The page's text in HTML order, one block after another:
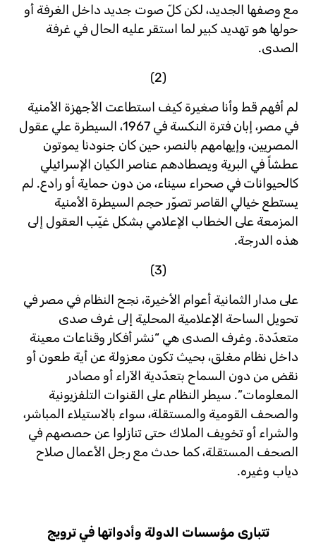
مع وصفها الجديد، لكن كلّ صوت جديد داخل الغرفة أو
حولها هو تهديد كبير لما استقر عليه الحال في غرفة
الصدى.
(2)
لم أفهم قط وأنا صغيرة كيف استطاعت الأجهزة الأمنية
في مصر، إبان فترة النكسة في 1967، السيطرة علي عقول
المصريين، وإيهامهم بالنصر، حين كان جنودنا يموتون
عطشاً في البرية ويصطادهم عناصر الكيان الإسرائيلي
كالحيوانات في صحراء سيناء، من دون حماية أو رادع. لم
يستطع خيالي القاصر تصوّر حجم السيطرة الأمنية
المزمعة على الخطاب الإعلامي بشكل غيّب العقول إلى
هذه الدرجة.
(3)
على مدار الثمانية أعوام الأخيرة، نجح النظام في مصر في
تحويل الساحة الإعلامية المحلية إلى غرف صدى
متعدّدة. وغرف الصدى هي “نشر أفكار وقناعات معينة
داخل نظام مغلق، بحيث تكون معزولة عن أية طعون أو
نقض من دون السماح بتعدّدية الآراء أو مصادر
المعلومات”. سيطر النظام على القنوات التلفزيونية
والصحف القومية والمستقلة، سواء بالاستيلاء المباشر،
والشراء أو تخويف الملاك حتى تنازلوا عن حصصهم في
الصحف المستقلة، كما حدث مع رجل الأعمال صلاح
دياب وغيره.
تتبارى مؤسسات الدولة وأدواتها في ترويج